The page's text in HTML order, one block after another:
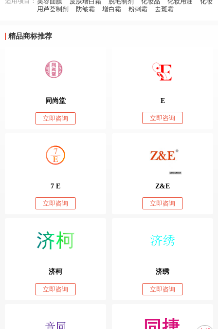
用芦荟制剂
防皱霜 增白霜 粉刺霜 去斑霜
精品商标推荐
同尚堂
立即咨询
E
立即咨询
7 E
立即咨询
Z&E
立即咨询
济柯
立即咨询
济绣
立即咨询